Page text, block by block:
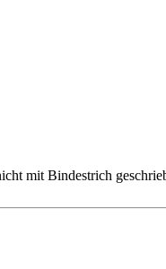
mit Bindestrich